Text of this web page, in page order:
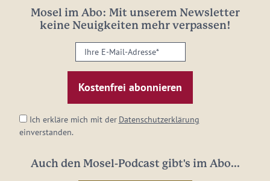
Mosel im Abo: Mit unserem Newsletter
keine Neuigkeiten mehr verpassen!
Ihre
E-
Mail-
Adresse:
Ich erkläre mich mit der Datenschutzerklärung
einverstanden.
Auch den Mosel-Podcast gibt's im Abo...